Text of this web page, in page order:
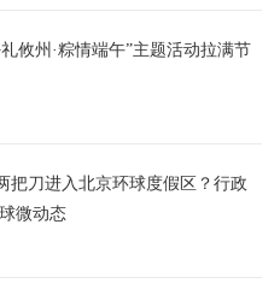
攸州·粽情端午”主题活动拉满节
把刀进入北京环球度假区？行政
微动态